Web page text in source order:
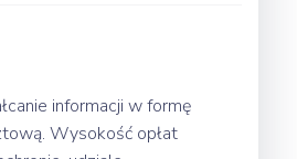
informacji w formę
Wysokość opłat